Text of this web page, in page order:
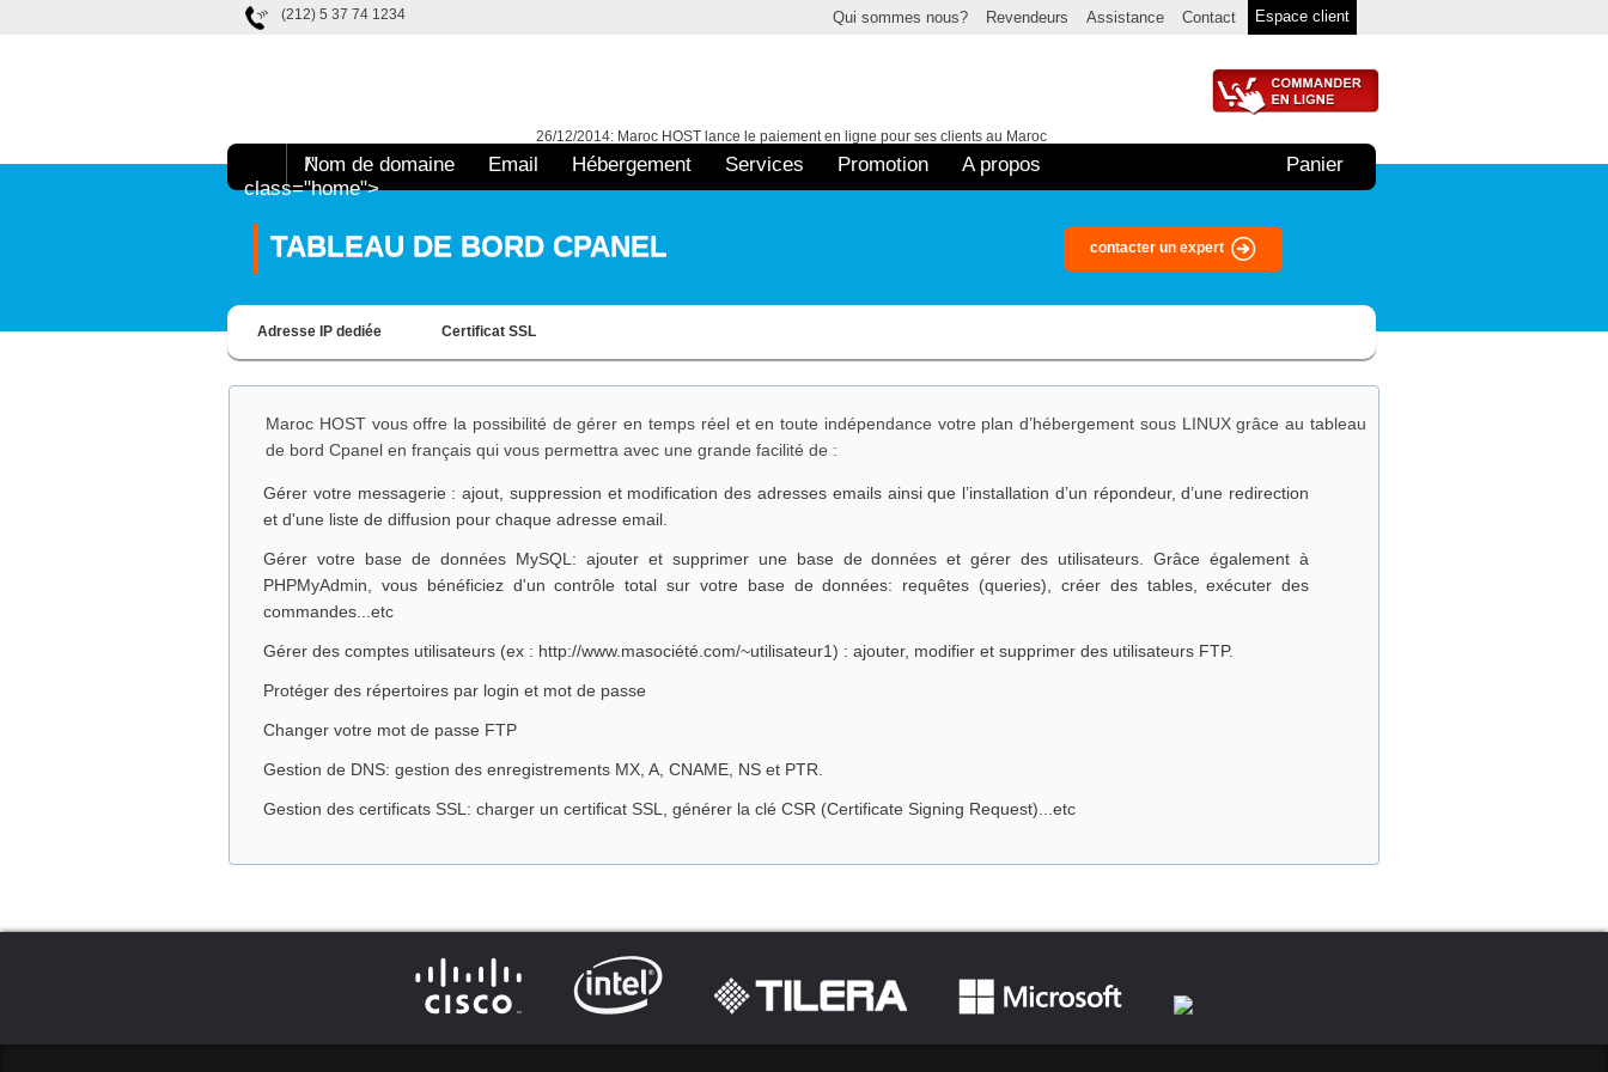
(212) 5 37 74 1234 Qui sommes nous? Revendeurs Assistance Contact Espace client
02/02/2015: Maroc HOST est finaliste au MWA8, catégorie e-commerce
26/12/2014: Maroc HOST lance le paiement en ligne pour ses clients au Maroc
/"
class="home">
Nom de domaine Email Hébergement Services Promotion A propos Panier
TABLEAU DE BORD CPANEL contacter un expert
Adresse IP dediée Certificat SSL
Maroc HOST vous offre la possibilité de gérer en temps réel et en toute indépendance votre plan d’hébergement sous LINUX grâce au tableau
de bord Cpanel en français qui vous permettra avec une grande facilité de :
Gérer votre messagerie : ajout, suppression et modification des adresses emails ainsi que l’installation d’un répondeur, d’une redirection
et d'une liste de diffusion pour chaque adresse email.
Gérer votre base de données MySQL: ajouter et supprimer une base de données et gérer des utilisateurs. Grâce également à
PHPMyAdmin, vous bénéficiez d'un contrôle total sur votre base de données: requêtes (queries), créer des tables, exécuter des
commandes...etc
Gérer des comptes utilisateurs (ex : http://www.masociété.com/~utilisateur1) : ajouter, modifier et supprimer des utilisateurs FTP.
Protéger des répertoires par login et mot de passe
Changer votre mot de passe FTP
Gestion de DNS: gestion des enregistrements MX, A, CNAME, NS et PTR.
Gestion des certificats SSL: charger un certificat SSL, générer la clé CSR (Certificate Signing Request)...etc